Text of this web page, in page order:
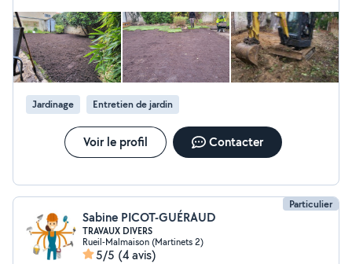
Jardinage Entretien de jardin
Voir le profil Contacter
Particulier
Sabine PICOT-GUÉRAUD
TRAVAUX DIVERS
Rueil-Malmaison (Martinets 2)
5/5 (4 avis)